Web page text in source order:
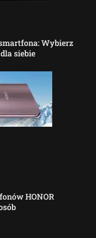
Wybierz
siebie
HONOR